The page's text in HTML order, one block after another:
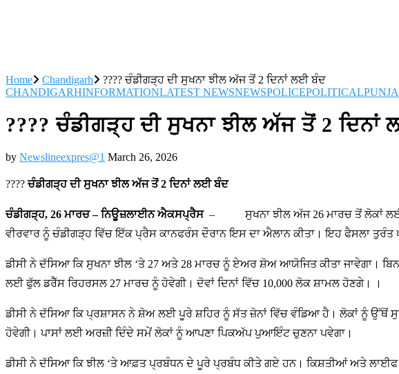
Home Chandigarh
???? ਚੰਡੀਗੜ੍ਹ ਦੀ ਸੁਖਨਾ ਝੀਲ ਅੱਜ ਤੋਂ 2 ਦਿਨਾਂ ਲਈ ਬੰਦ
CHANDIGARHINFORMATIONLATEST NEWSNEWSPOLICEPOLITICAL
???? ਚੰਡੀਗੜ੍ਹ ਦੀ ਸੁਖਨਾ ਝੀਲ ਅੱਜ ਤੋਂ 2 ਦਿਨਾਂ
by Newslineexpres@1 March 26, 2026
???? ਚੰਡੀਗੜ੍ਹ ਦੀ ਸੁਖਨਾ ਝੀਲ ਅੱਜ ਤੋਂ 2 ਦਿਨਾਂ ਲਈ ਬੰਦ
ਚੰਡੀਗੜ੍ਹ, 26 ਮਾਰਚ – ਨਿਊਜ਼ਲਾਈਨ ਐਕਸਪ੍ਰੈਸ– ਸੁਖਨਾ ਝੀਲ ਅੱਜ 26 ਮਾਰਚ ਤੋਂ ਲੋਕਾਂ ਲਈ
ਵੀਰਵਾਰ ਨੂੰ ਚੰਡੀਗੜ੍ਹ ਵਿੱਚ ਇੱਕ ਪ੍ਰੈਸ ਕਾਨਫਰੰਸ ਦੌਰਾਨ ਇਸ ਦਾ ਐਲਾਨ ਕੀਤਾ। ਇਹ ਫੈਸਲਾ ਤੁਰੰਤ
ਡੀਸੀ ਨੇ ਦੱਸਿਆ ਕਿ ਸੁਖਨਾ ਝੀਲ ‘ਤੇ 27 ਅਤੇ 28 ਮਾਰਚ ਨੂੰ ਏਅਰ ਸ਼ੋਅ ਆਯੋਜਿਤ ਕੀਤਾ ਜਾਵੇਗਾ।
ਲਈ ਫੁੱਲ ਡਰੈੱਸ ਰਿਹਰਸਲ 27 ਮਾਰਚ ਨੂੰ ਹੋਵੇਗੀ। ਦੋਵਾਂ ਦਿਨਾਂ ਵਿੱਚ 10,000 ਲੋਕ ਸ਼ਾਮਲ ਹੋਣਗੇ। ।
ਡੀਸੀ ਨੇ ਦੱਸਿਆ ਕਿ ਪ੍ਰਸ਼ਾਸਨ ਨੇ ਸ਼ੋਅ ਲਈ ਪੂਰੇ ਸ਼ਹਿਰ ਨੂੰ ਸੱਤ ਜ਼ੋਨਾਂ ਵਿੱਚ ਵੰਡਿਆ ਹੈ। ਲੋਕਾਂ ਨੂੰ ਉੱਥੋਂ
ਹੋਵੇਗੀ। ਪਾਸਾਂ ਲਈ ਅਰਜ਼ੀ ਦਿੰਦੇ ਸਮੇਂ ਲੋਕਾਂ ਨੂੰ ਆਪਣਾ ਪਿਕਅੱਪ ਪੁਆਇੰਟ ਚੁਣਨਾ ਪਵੇਗਾ।
ਡੀਸੀ ਨੇ ਦੱਸਿਆ ਕਿ ਝੀਲ ‘ਤੇ ਆਫ਼ਤ ਪ੍ਰਬੰਧਨ ਦੇ ਪੂਰੇ ਪ੍ਰਬੰਧ ਕੀਤੇ ਗਏ ਹਨ। ਕਿਸ਼ਤੀਆਂ ਅਤੇ ਲਾਈਫ